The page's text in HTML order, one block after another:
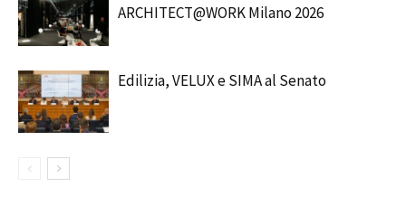
ARCHITECT@WORK Milano 2026
Edilizia, VELUX e SIMA al Senato